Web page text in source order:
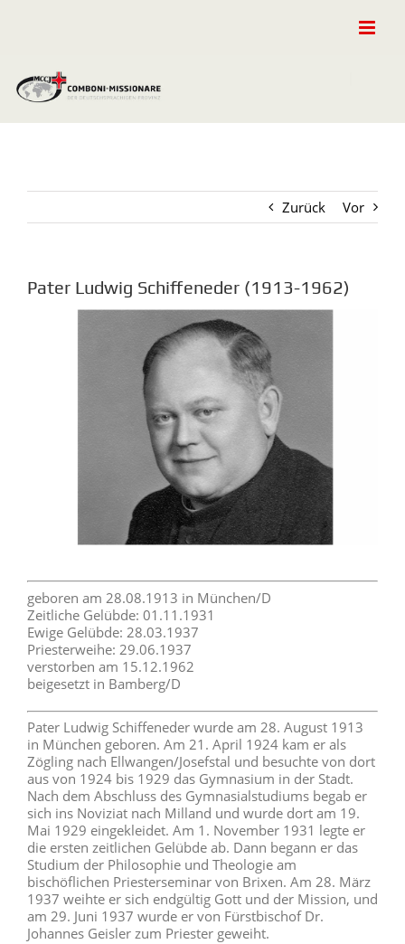
Zurück Vor
Pater Ludwig Schiffeneder (1913-1962)
geboren am 28.08.1913 in München/D
Zeitliche Gelübde: 01.11.1931
Ewige Gelübde: 28.03.1937
Priesterweihe: 29.06.1937
verstorben am 15.12.1962
beigesetzt in Bamberg/D
Pater Ludwig Schiffeneder wurde am 28. August 1913
in München geboren. Am 21. April 1924 kam er als
Zögling nach Ellwangen/Josefstal und besuchte von dort
aus von 1924 bis 1929 das Gymnasium in der Stadt.
Nach dem Abschluss des Gymnasialstudiums begab er
sich ins Noviziat nach Milland und wurde dort am 19.
Mai 1929 eingekleidet. Am 1. November 1931 legte er
die ersten zeitlichen Gelübde ab. Dann begann er das
Studium der Philosophie und Theologie am
bischöflichen Priesterseminar von Brixen. Am 28. März
1937 weihte er sich endgültig Gott und der Mission, und
am 29. Juni 1937 wurde er von Fürstbischof Dr.
Johannes Geisler zum Priester geweiht.